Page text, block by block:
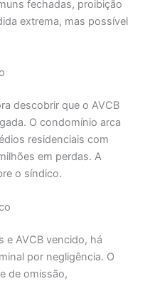
fechadas, proibição
extrema, mas possível
descobrir que o AVCB
O condomínio arca
residenciais com
em perdas. A
o síndico.
e AVCB vencido, há
por negligência. O
de omissão,